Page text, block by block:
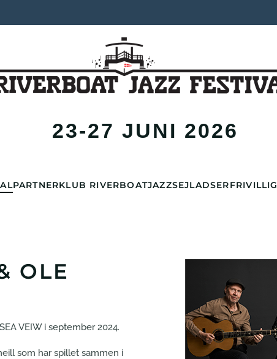
23-27 JUNI 2026
PARTNERKLUB RIVERBOATJAZZSEJLADSERFRIVILLIG
OLE
VEIW i september 2024.
som har spillet sammen i